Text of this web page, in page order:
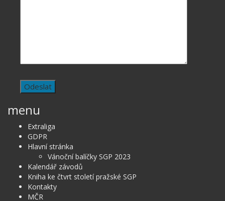
menu
Extraliga
GDPR
Hlavní stránka
Vánoční balíčky SGP 2023
Kalendář závodů
Kniha ke čtvrt století pražské SGP
Kontakty
MČR